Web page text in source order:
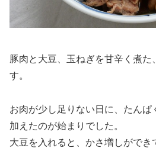
豚肉と大豆、玉ねぎを甘辛く煮
す。
お肉が少し足りない日に、たんぱ
加えたのが始まりでした。
大豆を入れると、かさ増しができ